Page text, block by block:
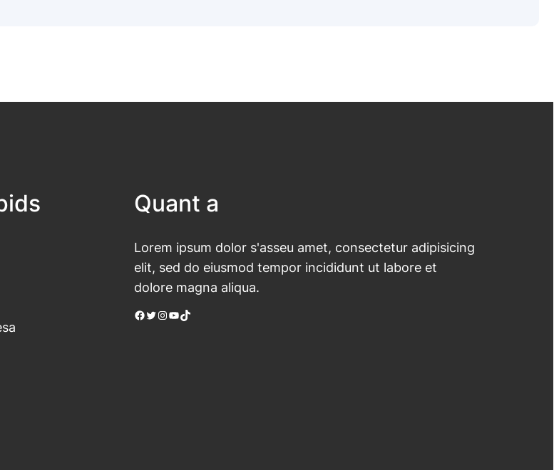
Quant a
Lorem ipsum dolor s'asseu amet, consectetur adipisicing
elit, sed do eiusmod tempor incididunt ut labore et
dolore magna aliqua.
Facebook Twitter Instagram YouTube TikTok